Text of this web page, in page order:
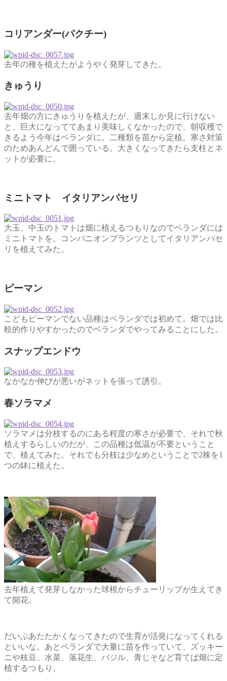
コリアンダー(パクチー)
去年の種を植えたがようやく発芽してきた。
きゅうり
去年畑の方にきゅうりを植えたが、週末しか見に行けない
と、巨大になっててあまり美味しくなかったので、朝収穫で
きるよう今年はベランダに。二種類を苗から定植。寒さ対策
のためあんどんで囲っている。大きくなってきたら支柱とネ
ットが必要に。
ミニトマト イタリアンパセリ
大玉、中玉のトマトは畑に植えるつもりなのでベランダには
ミニトマトを。コンパニオンプランツとしてイタリアンパセ
リを植えてみた。
ピーマン
こどもピーマンでない品種はベランダでは初めて。畑では比
較的作りやすかったのでベランダでやってみることにした。
スナップエンドウ
なかなか伸びが悪いがネットを張って誘引。
春ソラマメ
ソラマメは分枝するのにある程度の寒さが必要で、それで秋
植えするらしいのだが、この品種は低温が不要ということ
で、植えてみた。それでも分枝は少なめということで2株を1
つの鉢に植えた。
去年植えて発芽しなかった球根からチューリップが生えてき
て開花。
だいぶあたたかくなってきたので生育が活発になってくれる
といいな。あとベランダで大量に苗を作っていて、ズッキー
ニや枝豆、水菜、落花生、バジル、青じそなど育てば畑に定
植するつもり。